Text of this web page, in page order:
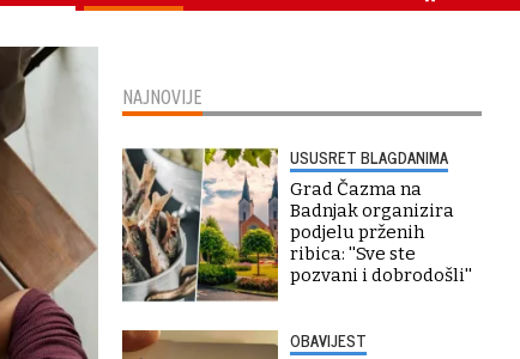
NAJNOVIJE
USUSRET BLAGDANIMA
Grad Čazma na
Badnjak organizira
podjelu prženih
ribica: ''Sve ste
pozvani i dobrodošli''
OBAVIJEST